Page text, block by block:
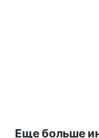
Еще больше